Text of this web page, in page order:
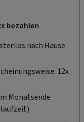
bezahlen
nach Hause
12x
Monatsende